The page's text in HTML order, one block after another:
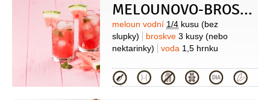
MELOUNOVO-BROSKVOVÁ ‚ČISTIČKA‘ LEDVIN
Suroviny
meloun vodní 1/4 kusu (bez
slupky)
broskve 3 kusy (nebo
nektarinky)
voda 1,5 hrnku
Kategorie